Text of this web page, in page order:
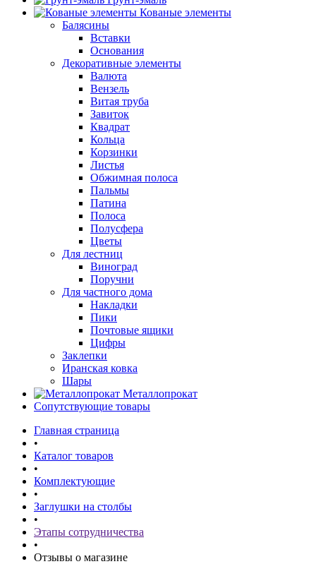
Кованые элементы
Балясины
Вставки
Основания
Декоративные элементы
Валюта
Вензель
Витая труба
Завиток
Квадрат
Кольца
Корзинки
Листья
Обжимная полоса
Пальмы
Патина
Полоса
Полусфера
Цветы
Для лестниц
Виноград
Поручни
Для частного дома
Накладки
Пики
Почтовые ящики
Цифры
Заклепки
Иранская ковка
Шары
Металлопрокат
Сопутствующие товары
Главная страница
•
Каталог товаров
•
Комплектующие
•
Заглушки на столбы
•
Этапы сотрудничества
•
Отзывы о магазине